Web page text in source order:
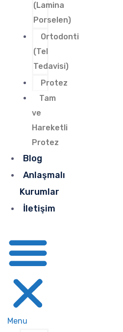
(Lamina
Porselen)
Ortodonti
(Tel
Tedavisi)
Protez
Tam
ve
Hareketli
Protez
Blog
Anlaşmalı
Kurumlar
İletişim
Menu